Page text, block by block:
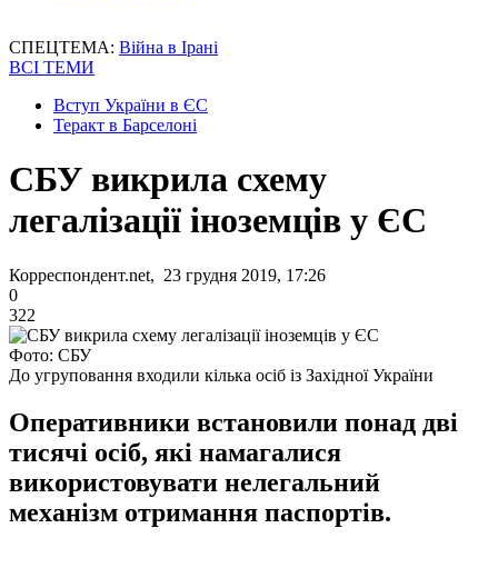
СПЕЦТЕМА: Війна в Ірані
ВСІ ТЕМИ
Вступ України в ЄС
Теракт в Барселоні
СБУ викрила схему
легалізації іноземців у ЄС
Корреспондент.net, 23 грудня 2019, 17:26
0
322
Фото: СБУ
До угруповання входили кілька осіб із Західної України
Оперативники встановили понад дві
тисячі осіб, які намагалися
використовувати нелегальний
механізм отримання паспортів.